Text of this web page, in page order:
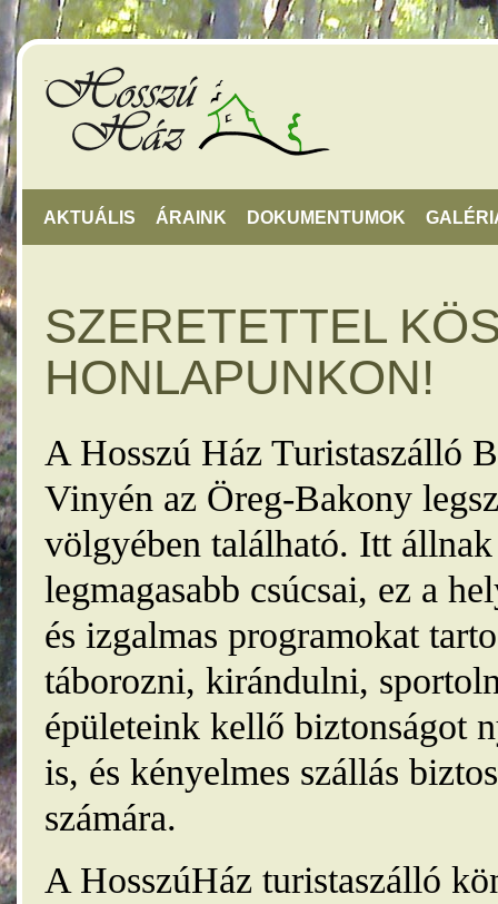
AKTUÁLIS ÁRAINK DOKUMENTUMOK
SZERETETTEL
HONLAPUNKON!
A Hosszú Ház Turistaszálló
Vinyén az Öreg-Bakony
völgyében található. Itt
legmagasabb csúcsai, ez a
és izgalmas programokat
táborozni, kirándulni,
épületeink kellő biztonságot
is, és kényelmes szállás
számára.
A HosszúHáz turistaszálló